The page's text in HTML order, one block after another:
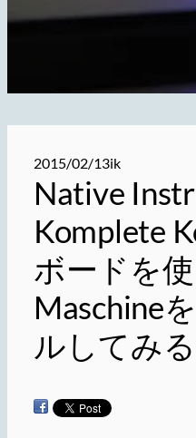
2015/02/13ik
Native
Komplete
ボードを
Maschine
ルしてみる